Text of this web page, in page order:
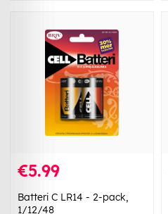
€5.99
Batteri C LR14 - 2-pack,
1/12/48